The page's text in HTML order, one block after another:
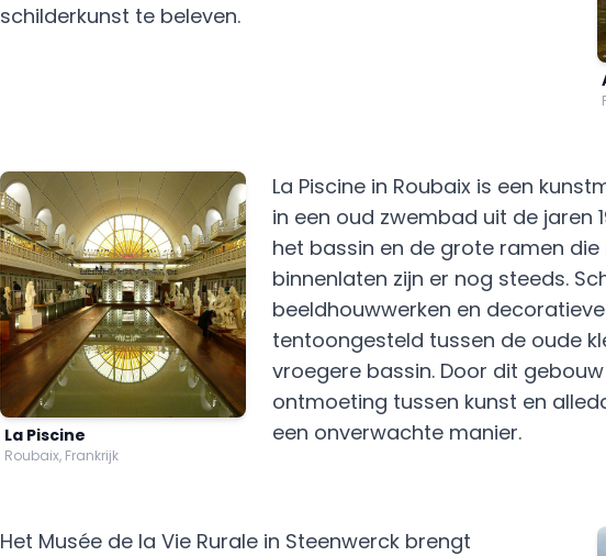
schilderkunst te beleven.
La Piscine
Roubaix, Frankrijk
La Piscine in Roubaix is een
in een oud zwembad uit de jaren
het bassin en de grote ramen die
binnenlaten zijn er nog steeds.
beeldhouwwerken en
tentoongesteld tussen de oude
vroegere bassin. Door dit
ontmoeting tussen kunst en
een onverwachte manier.
Het Musée de la Vie Rurale in Steenwerck brengt